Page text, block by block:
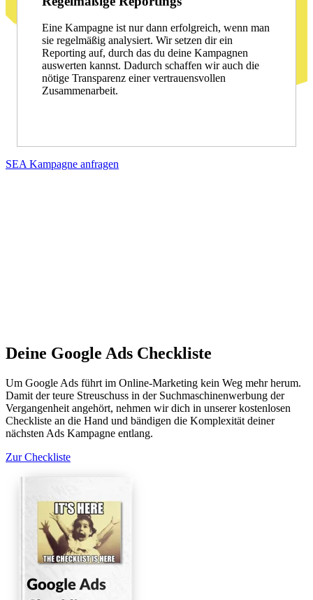
Eine Kampagne ist nur dann erfolgreich, wenn man
sie regelmäßig analysiert. Wir setzen dir ein
Reporting auf, durch das du deine Kampagnen
auswerten kannst. Dadurch schaffen wir auch die
nötige Transparenz einer vertrauensvollen
Zusammenarbeit.
SEA Kampagne anfragen
Deine Google Ads Checkliste
Um Google Ads führt im Online-Marketing kein Weg mehr herum.
Damit der teure Streuschuss in der Suchmaschinenwerbung der
Vergangenheit angehört, nehmen wir dich in unserer kostenlosen
Checkliste an die Hand und bändigen die Komplexität deiner
nächsten Ads Kampagne entlang.
Zur Checkliste